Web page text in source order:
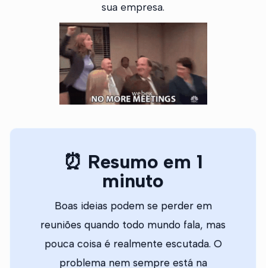
sua empresa.
⏰ Resumo em 1
minuto
Boas ideias podem se perder em
reuniões quando todo mundo fala, mas
pouca coisa é realmente escutada. O
problema nem sempre está na